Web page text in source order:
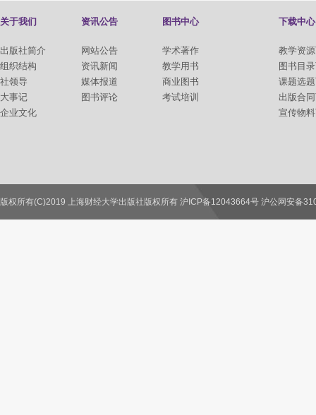
关于我们
出版社简介
组织结构
社领导
大事记
企业文化
资讯公告
网站公告
资讯新闻
媒体报道
图书评论
图书中心
学术著作
教学用书
商业图书
考试培训
下载中心
教学资
图书目
课题选
出版合
宣传物
版权所有(C)2019 上海财经大学出版社版权所有 沪ICP备12043664号 沪公网安备